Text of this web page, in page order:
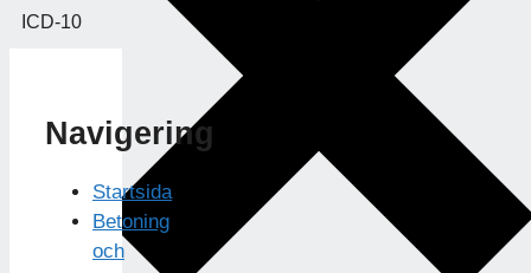
ICD-10
Navigering
Startsida
Betoning
och